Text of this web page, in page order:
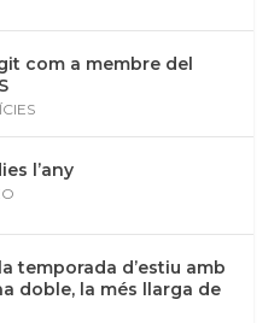
com a membre del
l’any
temporada d’estiu amb
doble, la més llarga de